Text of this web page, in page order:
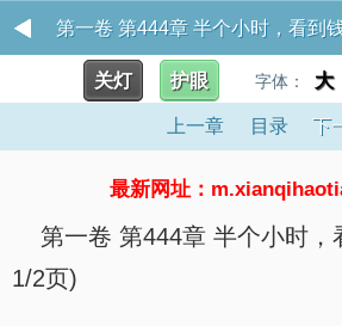
第一卷 第444章 半个小时，看到
关灯 护眼 字体： 大
上一章 目录 下
最新网址：
第一卷 第444章 半个小时，
1/2页)